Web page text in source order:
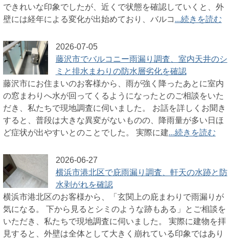
できれいな印象でしたが、近くで状態を確認していくと、外
壁には経年による変化が出始めており、バルコ ...続きを読む
2026-07-05
藤沢市でバルコニー雨漏り調査、室内天井のシ
ミと排水まわりの防水層劣化を確認
藤沢市にお住まいのお客様から、雨が強く降ったあとに室内
の窓まわりへ水が回ってくるようになったとのご相談をいた
だき、私たちで現地調査に伺いました。 お話を詳しくお聞き
すると、普段は大きな異変がないものの、降雨量が多い日ほ
ど症状が出やすいとのことでした。 実際に建...続きを読む
2026-06-27
横浜市港北区で庇雨漏り調査、軒天の水跡と防
水剥がれを確認
横浜市港北区のお客様から、「玄関上の庇まわりで雨漏りが
気になる。 下から見るとシミのような跡もある」とご相談を
いただき、私たちで現地調査に伺いました。 実際に建物を拝
見すると、外壁は全体として大きく崩れている印象ではあり